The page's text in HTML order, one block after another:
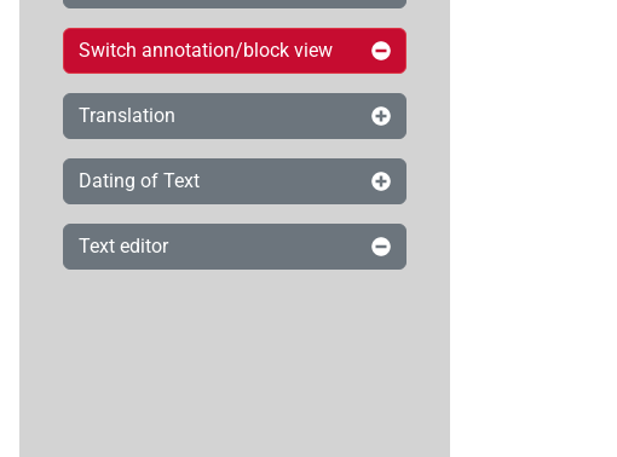
Switch annotation/block view
Translation
Dating of Text
Text editor